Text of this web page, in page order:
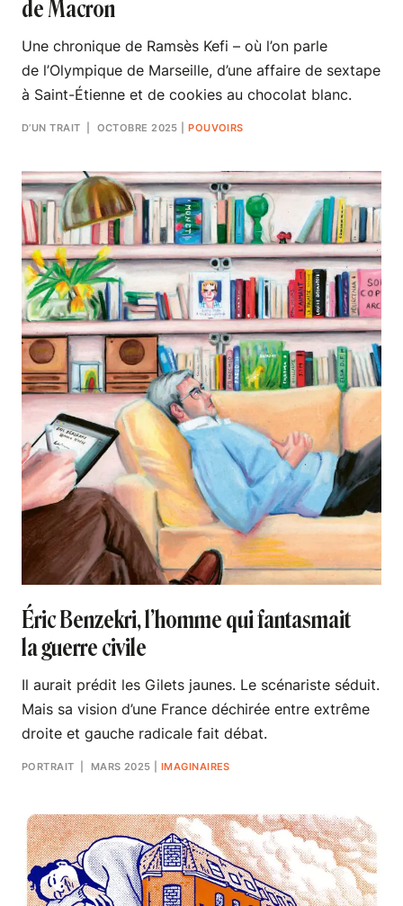
de Macron
Une chronique de Ramsès Kefi – où l’on parle
de l’Olympique de Marseille, d’une affaire de sextape
à Saint-Étienne et de cookies au chocolat blanc.
D’UN TRAIT | OCTOBRE 2025 |POUVOIRS
Éric Benzekri, l’homme qui fantasmait
la guerre civile
Il aurait prédit les Gilets jaunes. Le scénariste séduit.
Mais sa vision d’une France déchirée entre extrême
droite et gauche radicale fait débat.
PORTRAIT | MARS 2025 |IMAGINAIRES